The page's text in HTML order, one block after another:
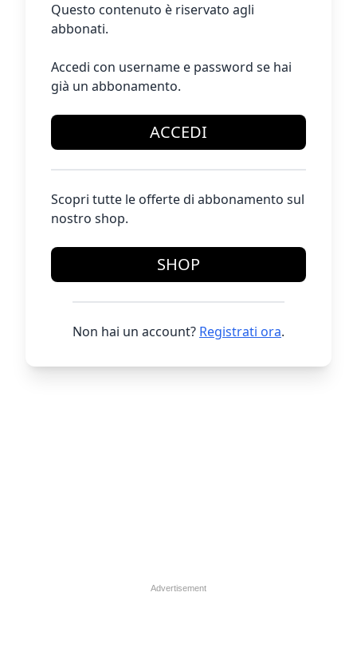
Questo contenuto è riservato agli
abbonati.
Accedi con username e password se hai
già un abbonamento.
ACCEDI
Scopri tutte le offerte di abbonamento sul
nostro shop.
SHOP
Non hai un account? Registrati ora.